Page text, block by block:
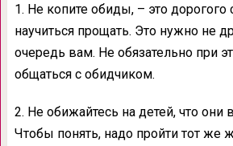
1. Не копите обиды, – это дорогого
научиться прощать. Это нужно не
очередь вам. Не обязательно при
общаться с обидчиком.
2. Не обижайтесь на детей, что они
Чтобы понять, надо пройти тот же